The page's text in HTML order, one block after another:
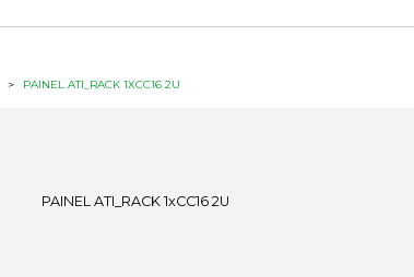
> PAINEL ATI_RACK 1XCC16 2U